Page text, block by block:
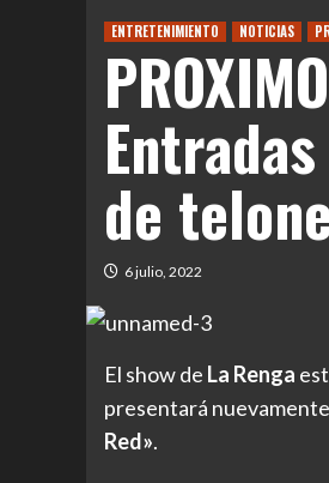
ENTRETENIMIENTO NOTICIAS
de
6 julio, 2022
El show de La Renga
presentará
Red».